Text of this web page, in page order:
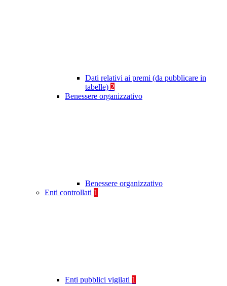
Dati relativi ai premi (da pubblicare in
tabelle) 2
Benessere organizzativo
Benessere organizzativo
Enti controllati 1
Enti pubblici vigilati 1